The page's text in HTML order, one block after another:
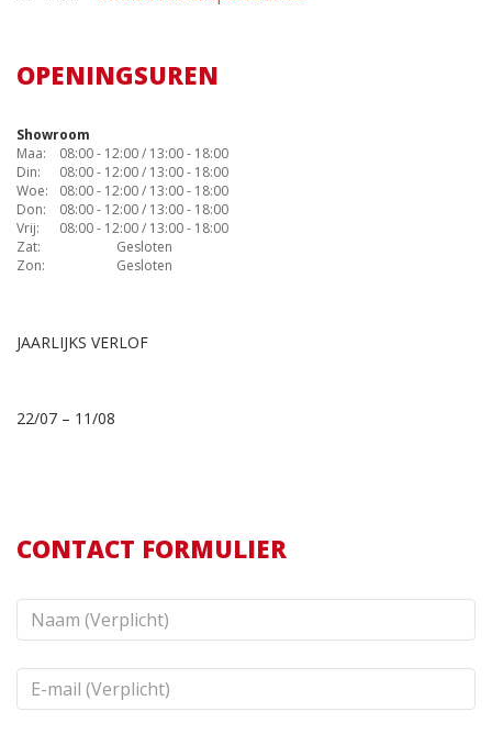
OPENINGSUREN
Showroom
Maa:
08:00 - 12:00 / 13:00 - 18:00
Din:
08:00 - 12:00 / 13:00 - 18:00
Woe:
08:00 - 12:00 / 13:00 - 18:00
Don:
08:00 - 12:00 / 13:00 - 18:00
Vrij:
08:00 - 12:00 / 13:00 - 18:00
Zat:
Gesloten
Zon:
Gesloten
JAARLIJKS VERLOF
22/07 – 11/08
CONTACT FORMULIER